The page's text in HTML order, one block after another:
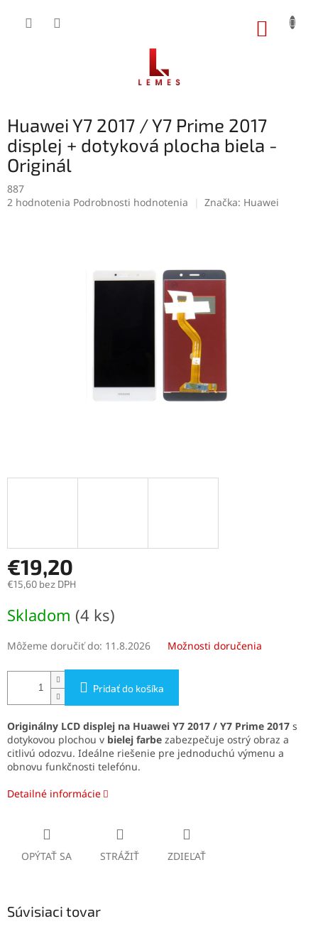
Huawei Y7 2017 / Y7 Prime 2017
displej + dotyková plocha biela -
Originál
887
Priemerné
2 hodnotenia Podrobnosti hodnotenia Značka: Huawei
€19,20
€15,60 bez DPH
cena:
Skladom (4 ks)
Môžeme doručiť do: 11.8.2026 Možnosti doručenia
Pridať do košíka
Originálny LCD displej na Huawei Y7 2017 / Y7 Prime 2017 s
dotykovou plochou v bielej farbe zabezpečuje ostrý obraz a
citlivú odozvu. Ideálne riešenie pre jednoduchú výmenu a
obnovu funkčnosti telefónu.
Detailné informácie
OPÝTAŤ SA STRÁŽIŤ ZDIEĽAŤ
Súvisiaci tovar